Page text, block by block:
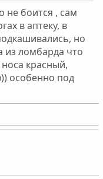
о
л
о
с
не боится , сам
в аптеку, в
но
из ломбарда что
красный,
особенно под
е
т